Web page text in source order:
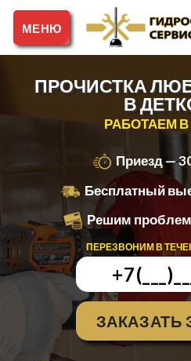
Skip
content
ПРОЧИСТКА
В
РАБОТАЕМ
Приезд —
Бесплатный
Решим
ПЕРЕЗВОНИМ В